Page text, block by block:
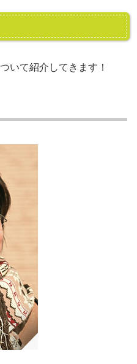
いて紹介してきます！